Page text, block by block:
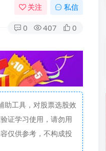
关注 私信
0 407 0
助工具，对股票选股效
证学习使用，请勿用
仅供参考，不构成投